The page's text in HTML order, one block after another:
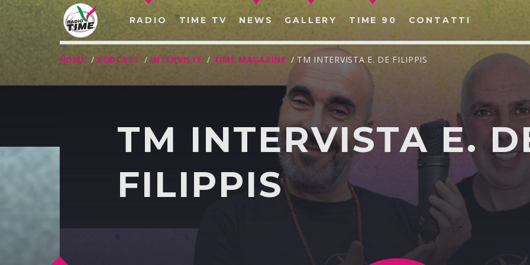
RADIO TIME TV NEWS GALLERY TIME 90 CONTATTI
CERCA NEL SITO WEB:
HOME / PODCAST / INTERVISTE / TIME MAGAZINE / TM INTERVISTA E. DE FILIPPIS
TM INTERVISTA E.
FILIPPIS